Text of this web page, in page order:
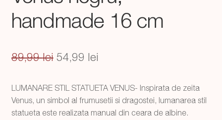
handmade 16 cm
89,99lei Prețul
a
fost:
54,99 lei
este:
54,99 lei.
LUMANARE STIL STATUETA VENUS- Inspirata de zeita
Venus, un simbol al frumusetii si dragostei, lumanarea stil
statueta este realizata manual din ceara de albine.